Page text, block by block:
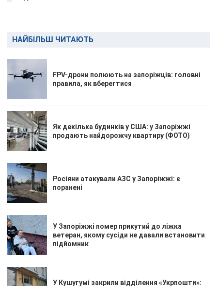
НАЙБІЛЬШ ЧИТАЮТЬ
FPV-дрони полюють на запоріжців: головні
правила, як вберегтися
Як декілька будинків у США: у Запоріжжі
продають найдорожчу квартиру (ФОТО)
Росіяни атакували АЗС у Запоріжжі: є
поранені
У Запоріжжі помер прикутий до ліжка
ветеран, якому сусіди не давали встановити
підйомник
У Кушугумі закрили відділення «Укрпошти»: